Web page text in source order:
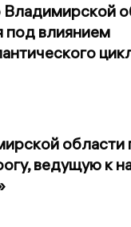
Владимирской
под влиянием
области
ведущую к